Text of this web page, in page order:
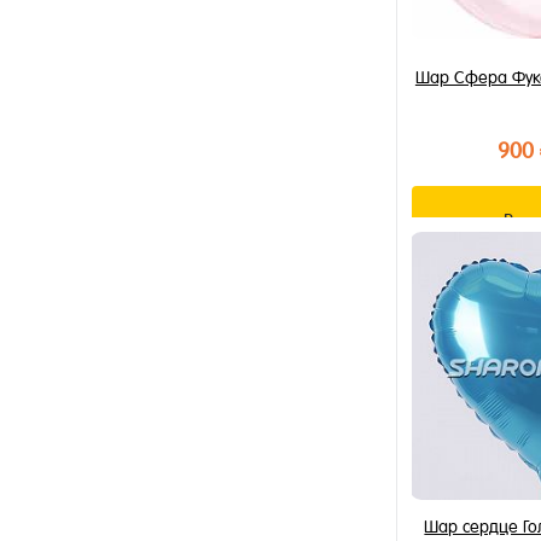
Шар Сфера
В
Купить в 1
В избранное
В наличии
Шар сердце